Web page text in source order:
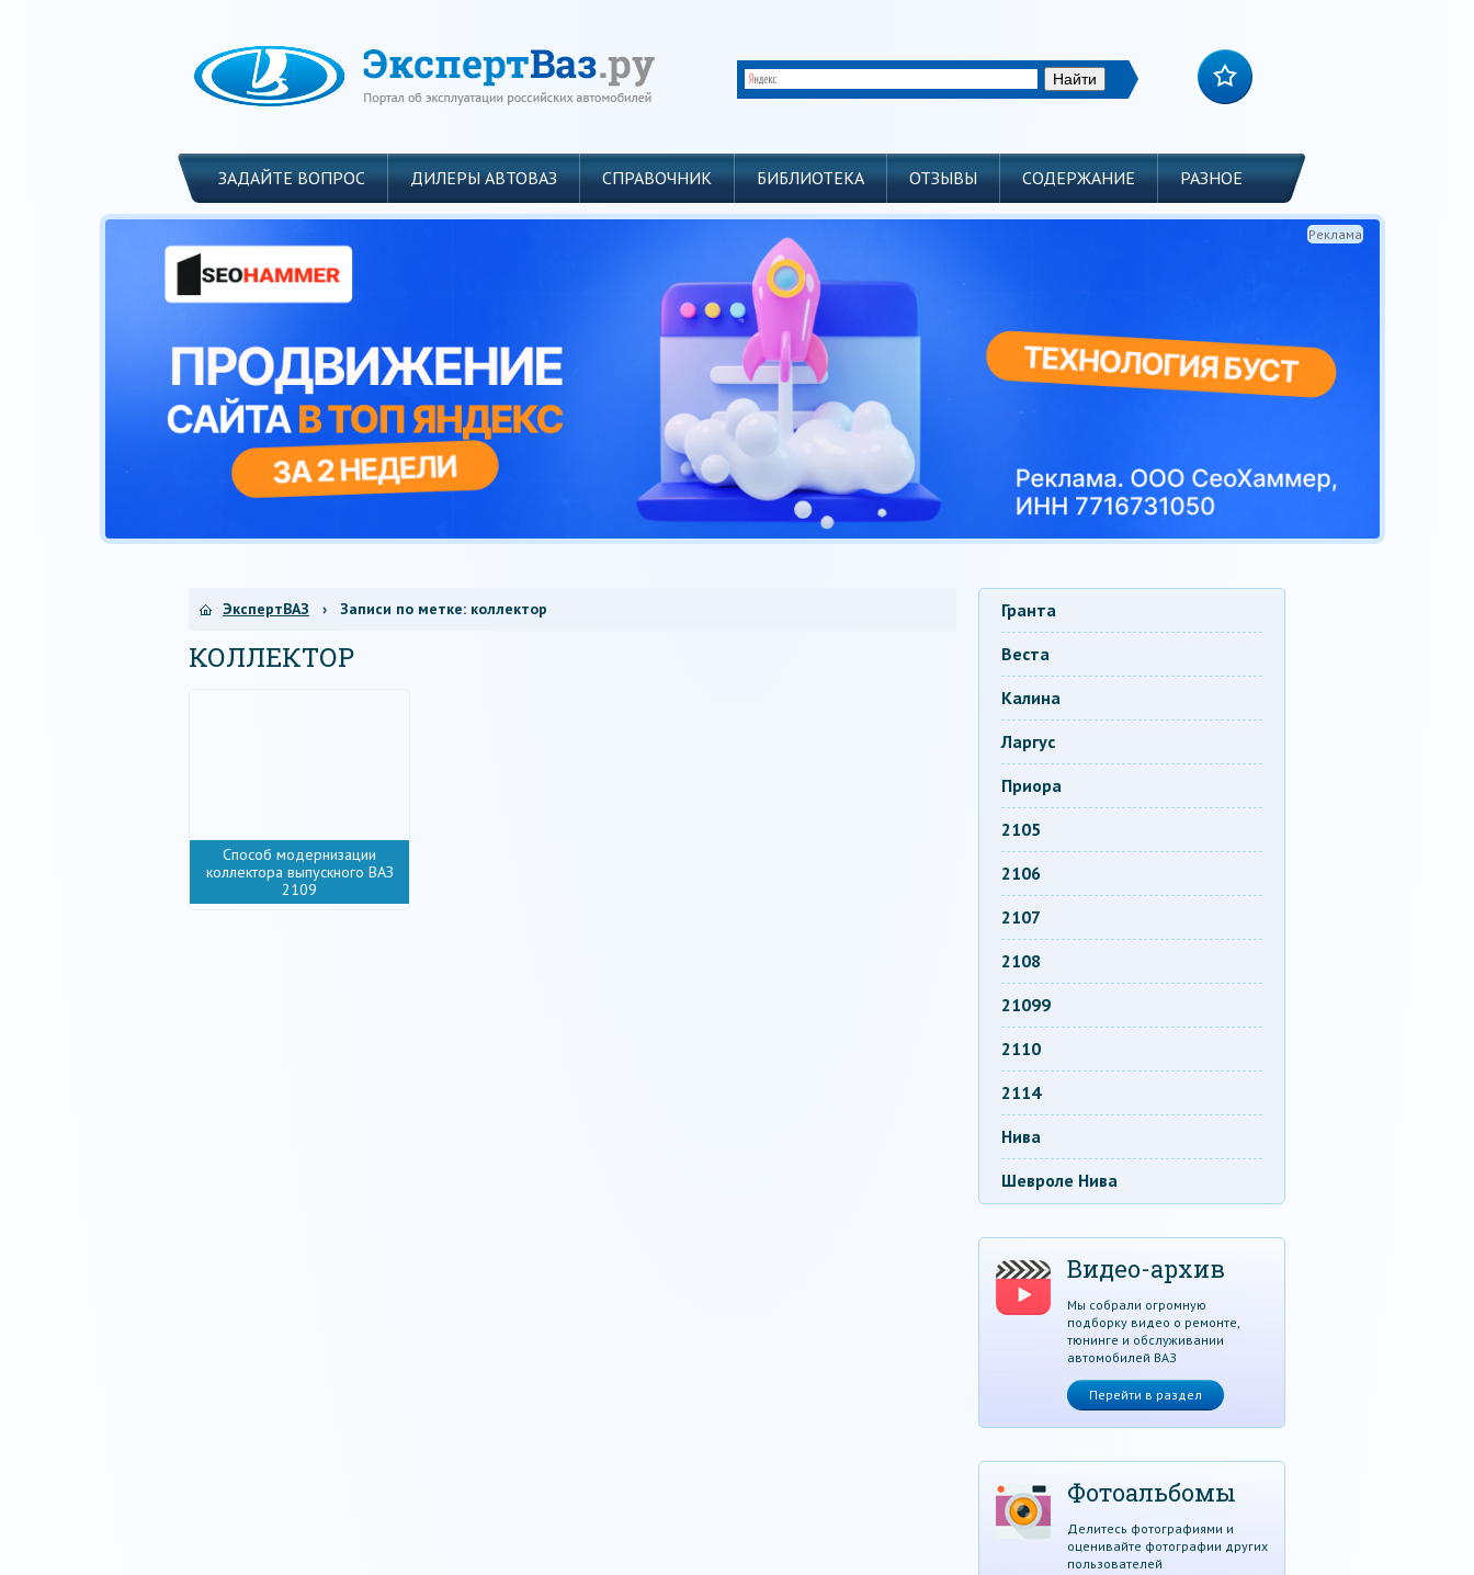
ЗАДАЙТЕ ВОПРОС ДИЛЕРЫ АВТОВАЗ СПРАВОЧНИК БИБЛИОТЕКА ОТЗЫВЫ СОДЕРЖАНИЕ РАЗНОЕ
Реклама
ЭкспертВАЗ › Записи по метке: коллектор
КОЛЛЕКТОР
Способ модернизации
коллектора выпускного ВАЗ
2109
Гранта
Веста
Калина
Ларгус
Приора
2105
2106
2107
2108
21099
2110
2114
Нива
Шевроле Нива
Видео-архив
Мы собрали огромную
подборку видео о ремонте,
тюнинге и обслуживании
автомобилей ВАЗ
Перейти в раздел
Фотоальбомы
Делитесь фотографиями и
оценивайте фотографии других
пользователей